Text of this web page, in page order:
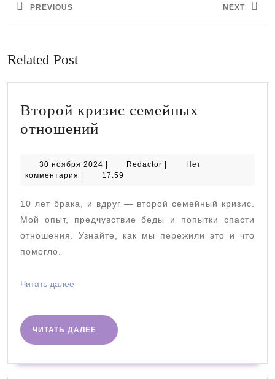
записям
PREVIOUS NEXT
Related Post
Второй кризис семейных
отношений
семейных
отношений
30 ноября 2024 30
ноября
Redactor Redactor
Нет
комментария
17:59
10 лет брака, и вдруг — второй семейный кризис.
Мой опыт, предчувствие беды и попытки спасти
отношения. Узнайте, как мы пережили это и что
помогло.
Читать далее
ЧИТАТЬ ДАЛЕЕ
ЧИТАТЬ
ДАЛЕЕ